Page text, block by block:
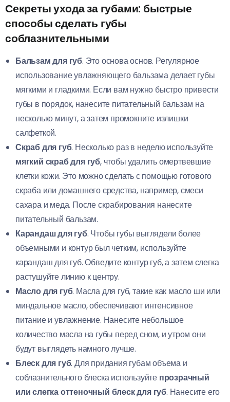
Секреты ухода за губами: быстрые
способы сделать губы
соблазнительными
Бальзам для губ. Это основа основ. Регулярное
использование увлажняющего бальзама делает губы
мягкими и гладкими. Если вам нужно быстро привести
губы в порядок, нанесите питательный бальзам на
несколько минут, а затем промокните излишки
салфеткой.
Скраб для губ. Несколько раз в неделю используйте
мягкий скраб для губ, чтобы удалить омертвевшие
клетки кожи. Это можно сделать с помощью готового
скраба или домашнего средства, например, смеси
сахара и меда. После скрабирования нанесите
питательный бальзам.
Карандаш для губ. Чтобы губы выглядели более
объемными и контур был четким, используйте
карандаш для губ. Обведите контур губ, а затем слегка
растушуйте линию к центру.
Масло для губ. Масла для губ, такие как масло ши или
миндальное масло, обеспечивают интенсивное
питание и увлажнение. Нанесите небольшое
количество масла на губы перед сном, и утром они
будут выглядеть намного лучше.
Блеск для губ. Для придания губам объема и
соблазнительного блеска используйте прозрачный
или слегка оттеночный блеск для губ. Нанесите его